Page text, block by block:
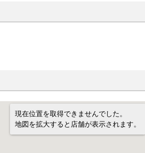
現在位置を取得できませんでした。
地図を拡大すると店舗が表示されます。